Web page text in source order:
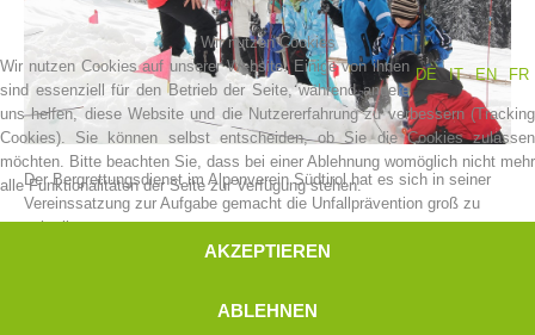
Vereinsgeschichte
Der Bergrettungsdienst im Alpenverein Südtirol hat es sich in seiner
Vereinssatzung zur Aufgabe gemacht die Unfallprävention groß zu
schreiben.
Im Stillen machen die Bergrettungsstellen Südtirols eine Aufgabe,
diverse Kampagnen für das sichere Winterbergsteigen.
Wir nutzen Cookies
DE
IT EN FR
Wir nutzen Cookies auf unserer Website. Einige von ihnen
sind essenziell für den Betrieb der Seite, während andere
uns helfen, diese Website und die Nutzererfahrung zu verbessern (Tracking
Cookies). Sie können selbst entscheiden, ob Sie die Cookies zulassen
möchten. Bitte beachten Sie, dass bei einer Ablehnung womöglich nicht mehr
alle Funktionalitäten der Seite zur Verfügung stehen.
AKZEPTIEREN
ABLEHNEN